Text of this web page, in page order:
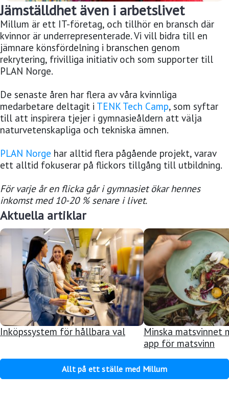
Jämställdhet även i arbetslivet
Millum är ett IT-företag, och tillhör en bransch där
kvinnor är underrepresenterade. Vi vill bidra till en
jämnare könsfördelning i branschen genom
rekrytering, frivilliga initiativ och som supporter till
PLAN Norge.
De senaste åren har flera av våra kvinnliga
medarbetare deltagit i TENK Tech Camp, som syftar
till att inspirera tjejer i gymnasieåldern att välja
naturvetenskapliga och tekniska ämnen.
PLAN Norge har alltid flera pågående projekt, varav
ett alltid fokuserar på flickors tillgång till utbildning.
För varje år en flicka går i gymnasiet ökar hennes
inkomst med 10-20 % senare i livet.
Aktuella artiklar
Inköpssystem för hållbara val
Minska matsvinnet
app för matsvinn
Allt på ett ställe med Millum